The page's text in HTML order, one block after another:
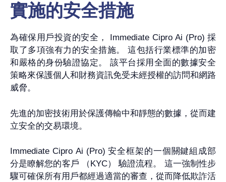
實施的安全措施
為確保用戶投資的安全， Immediate Cipro Ai (Pro) 採
取了多項強有力的安全措施。 這包括行業標準的加密
和嚴格的身份驗證協定。 該平台採用全面的數據安全
策略來保護個人和財務資訊免受未經授權的訪問和網路
威脅。
先進的加密技術用於保護傳輸中和靜態的數據，從而建
立安全的交易環境。
Immediate Cipro Ai (Pro) 安全框架的一個關鍵組成部
分是瞭解您的客戶 （KYC） 驗證流程。 這一強制性步
驟可確保所有用戶都經過適當的審查，從而降低欺詐活